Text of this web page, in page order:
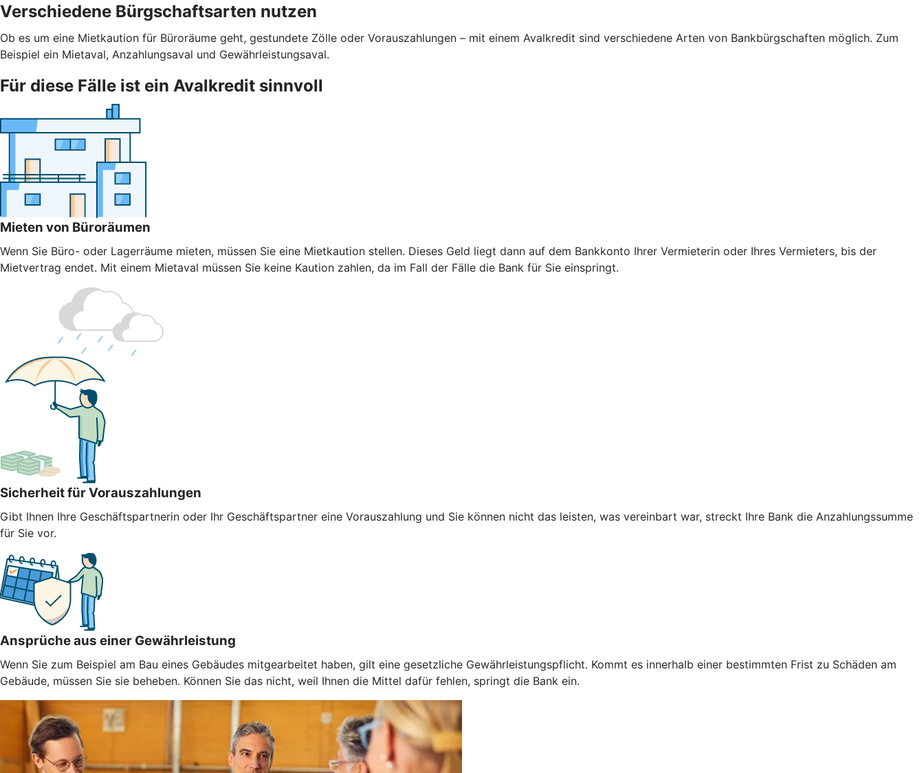
Verschiedene Bürgschaftsarten nutzen
Ob es um eine Mietkaution für Büroräume geht, gestundete Zölle oder Vorauszahlungen – mit einem Avalkredit sind verschiedene Arten von Bankbürgschaften möglich. Zum
Beispiel ein Mietaval, Anzahlungsaval und Gewährleistungsaval.
Für diese Fälle ist ein Avalkredit sinnvoll
Mieten von Büroräumen
Wenn Sie Büro- oder Lagerräume mieten, müssen Sie eine Mietkaution stellen. Dieses Geld liegt dann auf dem Bankkonto Ihrer Vermieterin oder Ihres Vermieters, bis der
Mietvertrag endet. Mit einem Mietaval müssen Sie keine Kaution zahlen, da im Fall der Fälle die Bank für Sie einspringt.
Sicherheit für Vorauszahlungen
Gibt Ihnen Ihre Geschäftspartnerin oder Ihr Geschäftspartner eine Vorauszahlung und Sie können nicht das leisten, was vereinbart war, streckt Ihre Bank die Anzahlungssumme
für Sie vor.
Ansprüche aus einer Gewährleistung
Wenn Sie zum Beispiel am Bau eines Gebäudes mitgearbeitet haben, gilt eine gesetzliche Gewährleistungspflicht. Kommt es innerhalb einer bestimmten Frist zu Schäden am
Gebäude, müssen Sie sie beheben. Können Sie das nicht, weil Ihnen die Mittel dafür fehlen, springt die Bank ein.